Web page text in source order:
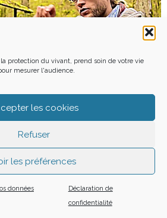
protection du vivant, prend soin de votre vie
mesurer l'audience.
les cookies
Refuser
les préférences
données
Déclaration de
confidentialité